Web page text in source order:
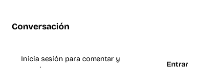
Conversación
Inicia sesión para comentar y
Entrar